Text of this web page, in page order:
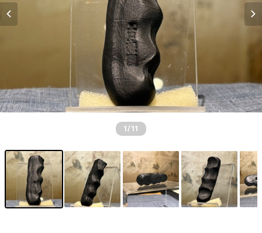
1 /11